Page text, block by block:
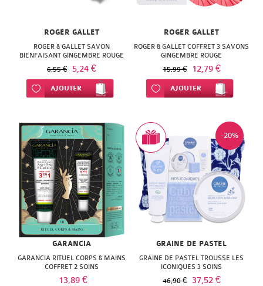
NATURACTIVE
NUTRITION
NATURE'S
PLUS
NEW
NORDIC
NUTERGIA
NUTRISANTE
OENOBIOL
ISODIS
LE
SENS
DES
LIFT'ARGAN
MELVITA
NAT
&
FORM
NATURACTIVE
ROGER GALLET
ROGER & GALLET SAVON
BIENFAISANT GINGEMBRE ROUGE
100G
6,55 € 5,24 €
Ajouter à ma liste d’envie
AJOUTER
ROGER GALLET
ROGER & GALLET COFFRET 3 SAVONS
GINGEMBRE ROUGE
15,99 € 12,79 €
Ajouter à ma liste d’envie
AJOUTER
GARANCIA
GARANCIA RITUEL CORPS & MAINS
COFFRET 2 SOINS
13,89 €
-20%
GRAINE DE PASTEL
GRAINE DE PASTEL TROUSSE LES
ICONIQUES 3 SOINS
46,90 € 37,52 €